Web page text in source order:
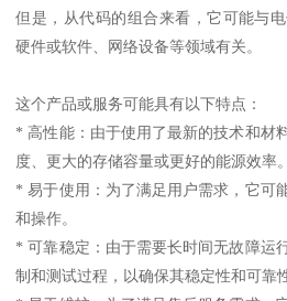
但是，从代码的组合来看，它可能与
硬件或软件、网络设备等领域有关。
这个产品或服务可能具有以下特点：
* 高性能：由于使用了最新的技术和材
度、更大的存储容量或更好的能源效率。
* 易于使用：为了满足用户需求，它可
和操作。
* 可靠稳定：由于需要长时间无故障运
制和测试过程，以确保其稳定性和可靠